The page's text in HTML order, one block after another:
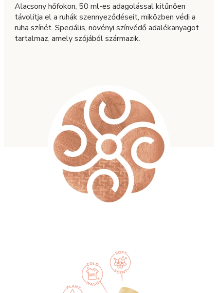
Alacsony hőfokon, 50 ml-es adagolással kitűnően
távolítja el a ruhák szennyeződéseit, miközben védi a
ruha színét. Speciális, növényi színvédő adalékanyagot
tartalmaz, amely szójából származik.